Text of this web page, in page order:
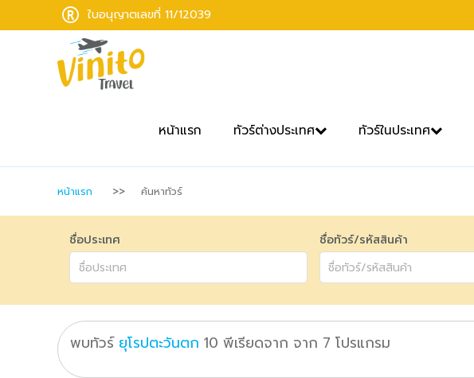
ใบอนุญาตเลขที่ 11/12039
หน้าแรก ทัวร์ต่างประเทศ ทัวร์ในประเทศ
หน้าแรก ค้นหาทัวร์
ชื่อประเทศ ชื่อทัวร์/รหัสสินค้า
พบทัวร์ ยุโรปตะวันตก 10 พีเรียดจาก จาก 7 โปรแกรม